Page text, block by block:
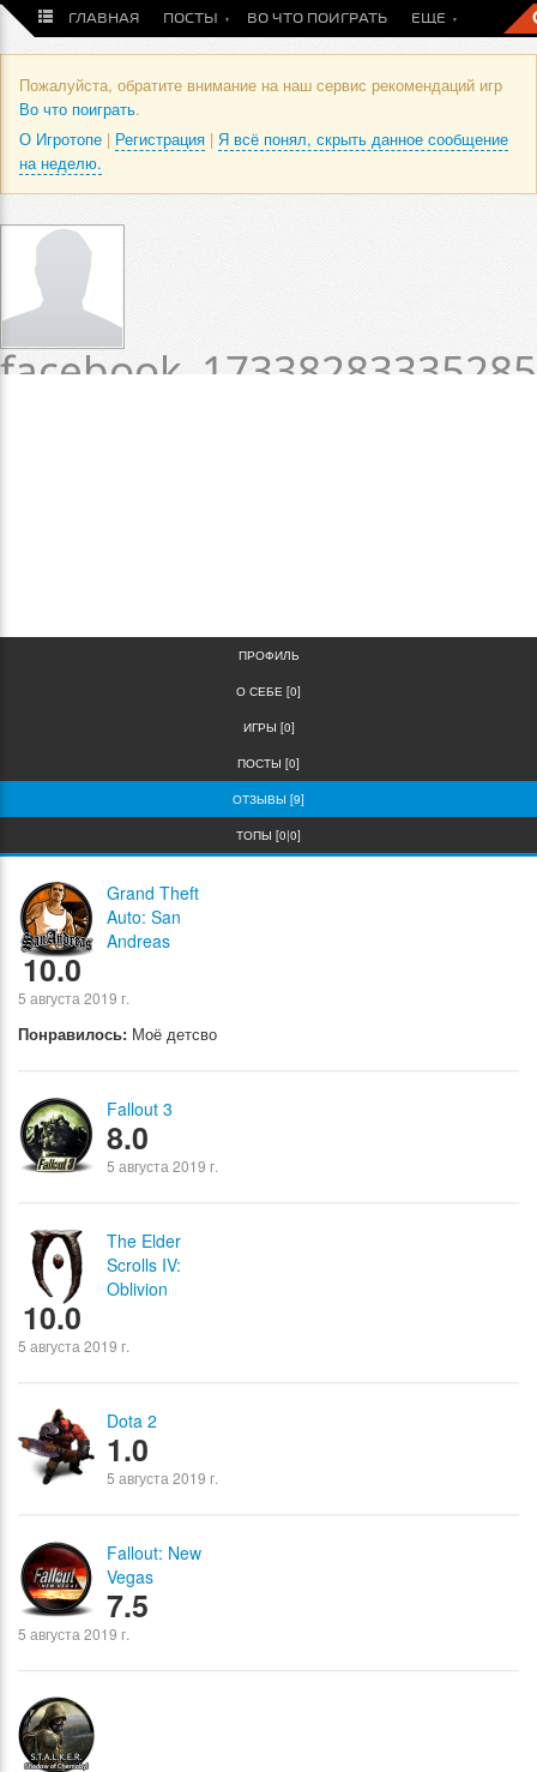
ГЛАВНАЯ ПОСТЫ ВО ЧТО ПОИГРАТЬ ЕЩЕ
Пожалуйста, обратите внимание на наш сервис рекомендаций игр
Во что поиграть.
О Игротопе | Регистрация | Я всё понял, скрыть данное сообщение
на неделю.
ПРОФИЛЬ
О СЕБЕ [0]
ИГРЫ [0]
ПОСТЫ [0]
ОТЗЫВЫ [9]
ТОПЫ [0|0]
Grand Theft
Auto: San
Andreas
10.0
5 августа 2019 г.
Понравилось: Моё детсво
Fallout 3
8.0
5 августа 2019 г.
The Elder
Scrolls IV:
Oblivion
10.0
5 августа 2019 г.
Dota 2
1.0
5 августа 2019 г.
Fallout: New
Vegas
7.5
5 августа 2019 г.